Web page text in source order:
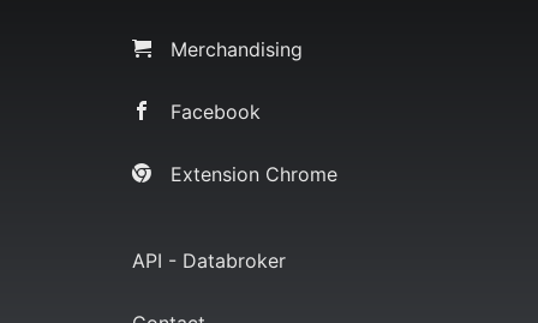
Merchandising
Facebook
Extension Chrome
API - Databroker